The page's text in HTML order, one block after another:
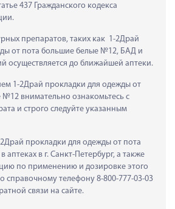
437 Гражданского кодекса
препаратов, таких как  1-2Драй
от пота большие белые №12, БАД и
осуществляется до ближайшей аптеки.
1-2Драй прокладки для одежды от
внимательно ознакомьтесь с
и строго следуйте указанным
прокладки для одежды от пота
в г. Санкт-Петербург, а также
по применению и дозировке этого
справочному телефону 8-800-777-03-03
связи на сайте.